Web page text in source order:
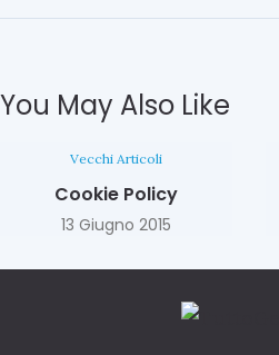
You May Also Like
Vecchi Articoli
Cookie Policy
13 Giugno 2015